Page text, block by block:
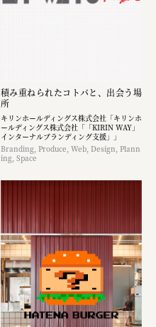
積み重ねられたコトバと、出会う場
所
キリンホールディングス株式会社「キリンホ
ールディングス株式会社「「KIRIN WAY」
インターナルブランディング支援」」
Branding, Produce, Web, Design, Plann
ing, Space